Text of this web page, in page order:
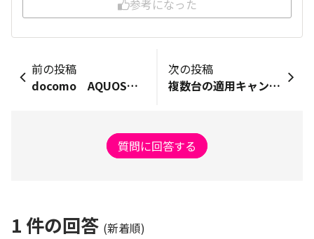
参考になった
前の投稿
docomo AQUOS ＷＩＳＨ4は楽天モバイルに対応しますか
次の投稿
複数台の適用キャンペーンについて
質問に回答する
1 件の回答 (新着順)